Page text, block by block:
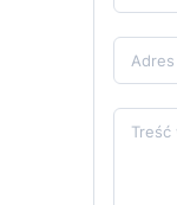
Treść